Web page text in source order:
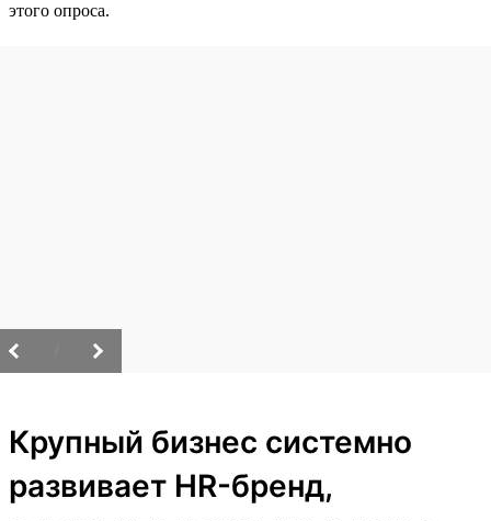
этого опроса.
Крупный бизнес системно
развивает HR-бренд,